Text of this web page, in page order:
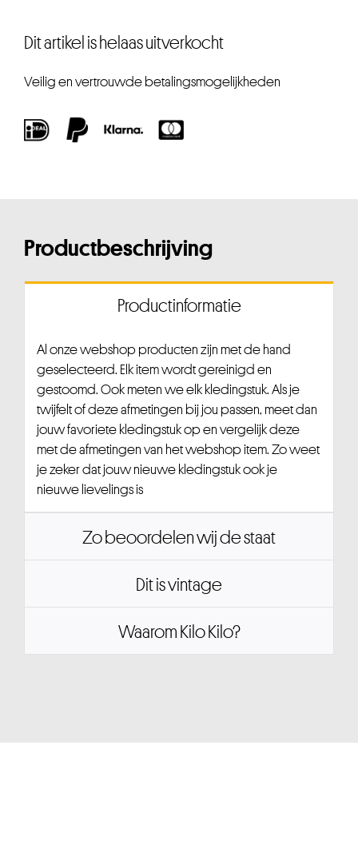
Dit artikel is helaas uitverkocht
Veilig en vertrouwde betalingsmogelijkheden
Productbeschrijving
Productinformatie
Al onze webshop producten zijn met de hand
geselecteerd. Elk item wordt gereinigd en
gestoomd. Ook meten we elk kledingstuk. Als je
twijfelt of deze afmetingen bij jou passen, meet dan
jouw favoriete kledingstuk op en vergelijk deze
met de afmetingen van het webshop item. Zo weet
je zeker dat jouw nieuwe kledingstuk ook je
nieuwe lievelings is
Zo beoordelen wij de staat
Dit is vintage
Waarom Kilo Kilo?